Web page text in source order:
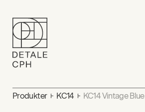
Produkter KC14 KC14 Vintage Blue